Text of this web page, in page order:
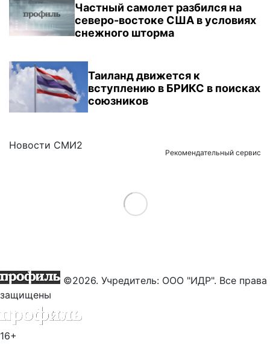
Частный самолет разбился на
северо-востоке США в условиях
снежного шторма
Таиланд движется к
вступлению в БРИКС в поисках
союзников
Новости СМИ2
Рекомендательный сервис
Load More
©2026. Учредитель: ООО "ИДР". Все права
защищены
16+